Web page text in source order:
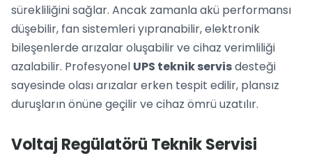
sürekliliğini sağlar. Ancak zamanla akü performansı
düşebilir, fan sistemleri yıpranabilir, elektronik
bileşenlerde arızalar oluşabilir ve cihaz verimliliği
azalabilir. Profesyonel UPS teknik servisdesteği
sayesinde olası arızalar erken tespit edilir, plansız
duruşların önüne geçilir ve cihaz ömrü uzatılır.
Voltaj Regülatörü Teknik Servisi